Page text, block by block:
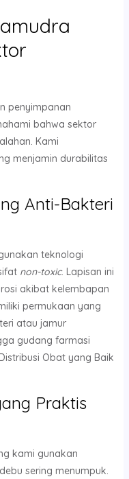
penyimpanan
bahwa sektor
Kami
menjamin durabilitas
Anti-Bakteri
teknologi
non-toxic. Lapisan ini
akibat kelembapan
permukaan yang
atau jamur
gudang farmasi
Obat yang Baik
Praktis
kami gunakan
sering menumpuk.